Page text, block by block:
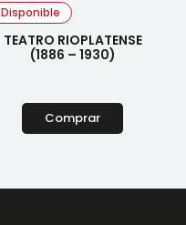
Disponible
TEATRO RIOPLATENSE
(1886 – 1930)
Comprar